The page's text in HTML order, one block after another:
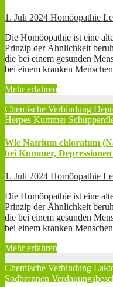
1. Juli 2024 Homöopathie
Die Homöopathie ist eine
Prinzip der Ähnlichkeit
die bei einem gesunden
bei einem kranken
Mehr erfahren
Chemische Verbindung
Herpes Kummer
Wie Natrium chloratum
bei Kummer,
1. Juli 2024 Homöopathie
Die Homöopathie ist eine
Prinzip der Ähnlichkeit
die bei einem gesunden
bei einem kranken
Mehr erfahren
Chemische Verbindung
Sodbrennen